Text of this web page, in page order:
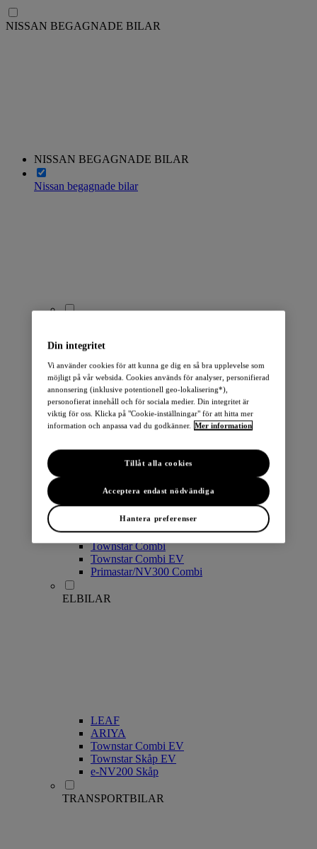
NISSAN BEGAGNADE BILAR
NISSAN BEGAGNADE BILAR
Nissan begagnade bilar
Qashqai
LEAF
ARIYA
X-Trail
Townstar Combi
Townstar Combi EV
Primastar/NV300 Combi
ELBILAR
LEAF
ARIYA
Townstar Combi EV
Townstar Skåp EV
e-NV200 Skåp
TRANSPORTBILAR
Din integritet
Vi använder cookies för att kunna ge dig en så bra upplevelse som
möjligt på vår websida. Cookies används för analyser, personifierad
annonsering (inklusive potentionell geo-lokalisering*),
personofierat innehåll och för sociala medier. Din integritet är
viktig för oss. Klicka på "Cookie-inställningar" för att hitta mer
information och anpassa vad du godkänner. Mer information
Hantera preferenser
Acceptera endast nödvändiga
Tillåt alla cookies